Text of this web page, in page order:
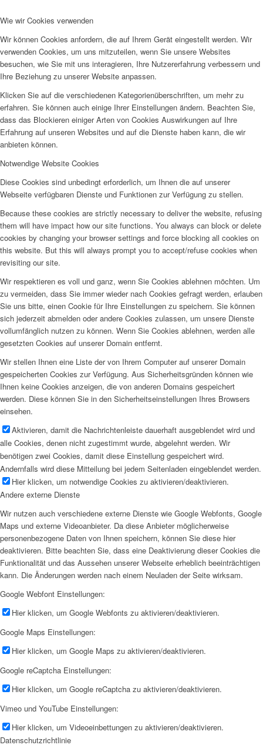
Wie wir Cookies verwenden
Wir können Cookies anfordern, die auf Ihrem Gerät eingestellt werden. Wir
verwenden Cookies, um uns mitzuteilen, wenn Sie unsere Websites
besuchen, wie Sie mit uns interagieren, Ihre Nutzererfahrung verbessern und
Ihre Beziehung zu unserer Website anpassen.
Klicken Sie auf die verschiedenen Kategorienüberschriften, um mehr zu
erfahren. Sie können auch einige Ihrer Einstellungen ändern. Beachten Sie,
dass das Blockieren einiger Arten von Cookies Auswirkungen auf Ihre
Erfahrung auf unseren Websites und auf die Dienste haben kann, die wir
anbieten können.
Notwendige Website Cookies
Diese Cookies sind unbedingt erforderlich, um Ihnen die auf unserer
Webseite verfügbaren Dienste und Funktionen zur Verfügung zu stellen.
Because these cookies are strictly necessary to deliver the website, refusing
them will have impact how our site functions. You always can block or delete
cookies by changing your browser settings and force blocking all cookies on
this website. But this will always prompt you to accept/refuse cookies when
revisiting our site.
Wir respektieren es voll und ganz, wenn Sie Cookies ablehnen möchten. Um
zu vermeiden, dass Sie immer wieder nach Cookies gefragt werden, erlauben
Sie uns bitte, einen Cookie für Ihre Einstellungen zu speichern. Sie können
sich jederzeit abmelden oder andere Cookies zulassen, um unsere Dienste
vollumfänglich nutzen zu können. Wenn Sie Cookies ablehnen, werden alle
gesetzten Cookies auf unserer Domain entfernt.
Wir stellen Ihnen eine Liste der von Ihrem Computer auf unserer Domain
gespeicherten Cookies zur Verfügung. Aus Sicherheitsgründen können wie
Ihnen keine Cookies anzeigen, die von anderen Domains gespeichert
werden. Diese können Sie in den Sicherheitseinstellungen Ihres Browsers
einsehen.
Aktivieren, damit die Nachrichtenleiste dauerhaft ausgeblendet wird und
alle Cookies, denen nicht zugestimmt wurde, abgelehnt werden. Wir
benötigen zwei Cookies, damit diese Einstellung gespeichert wird.
Andernfalls wird diese Mitteilung bei jedem Seitenladen eingeblendet werden.
Hier klicken, um notwendige Cookies zu aktivieren/deaktivieren.
Andere externe Dienste
Wir nutzen auch verschiedene externe Dienste wie Google Webfonts, Google
Maps und externe Videoanbieter. Da diese Anbieter möglicherweise
personenbezogene Daten von Ihnen speichern, können Sie diese hier
deaktivieren. Bitte beachten Sie, dass eine Deaktivierung dieser Cookies die
Funktionalität und das Aussehen unserer Webseite erheblich beeinträchtigen
kann. Die Änderungen werden nach einem Neuladen der Seite wirksam.
Google Webfont Einstellungen:
Hier klicken, um Google Webfonts zu aktivieren/deaktivieren.
Google Maps Einstellungen:
Hier klicken, um Google Maps zu aktivieren/deaktivieren.
Google reCaptcha Einstellungen:
Hier klicken, um Google reCaptcha zu aktivieren/deaktivieren.
Vimeo und YouTube Einstellungen:
Hier klicken, um Videoeinbettungen zu aktivieren/deaktivieren.
Datenschutzrichtlinie